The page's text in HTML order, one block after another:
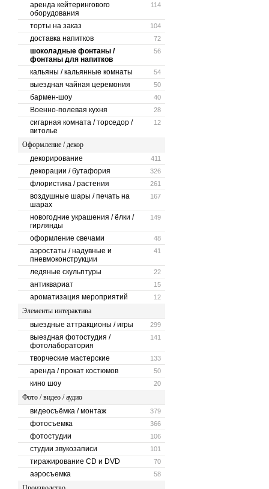
114
аренда кейтерингового
оборудования
104
торты на заказ
72
доставка напитков
56
шоколадные фонтаны /
фонтаны для напитков
54
кальяны / кальянные комнаты
50
выездная чайная церемония
40
бармен-шоу
28
Военно-полевая кухня
12
сигарная комната / торседор /
витолье
Оформление / декор
411
декорирование
326
декорации / бутафория
261
флористика / растения
167
воздушные шары / печать на
шарах
149
новогодние украшения / ёлки /
гирлянды
48
оформление свечами
41
аэростаты / надувные и
пневмоконструкции
22
ледяные скульптуры
15
антиквариат
12
ароматизация мероприятий
Элементы интерактива
299
выездные аттракционы / игры
141
выездная фотостудия /
фотолаборатория
133
творческие мастерские
50
аренда / прокат костюмов
20
кино шоу
Фото / видео / аудио
379
видеосъёмка / монтаж
366
фотосъемка
106
фотостудии
101
студии звукозаписи
70
тиражирование CD и DVD
58
аэросъемка